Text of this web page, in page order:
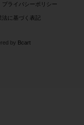
プライバシーポリシー
法に基づく表記
by Bcart